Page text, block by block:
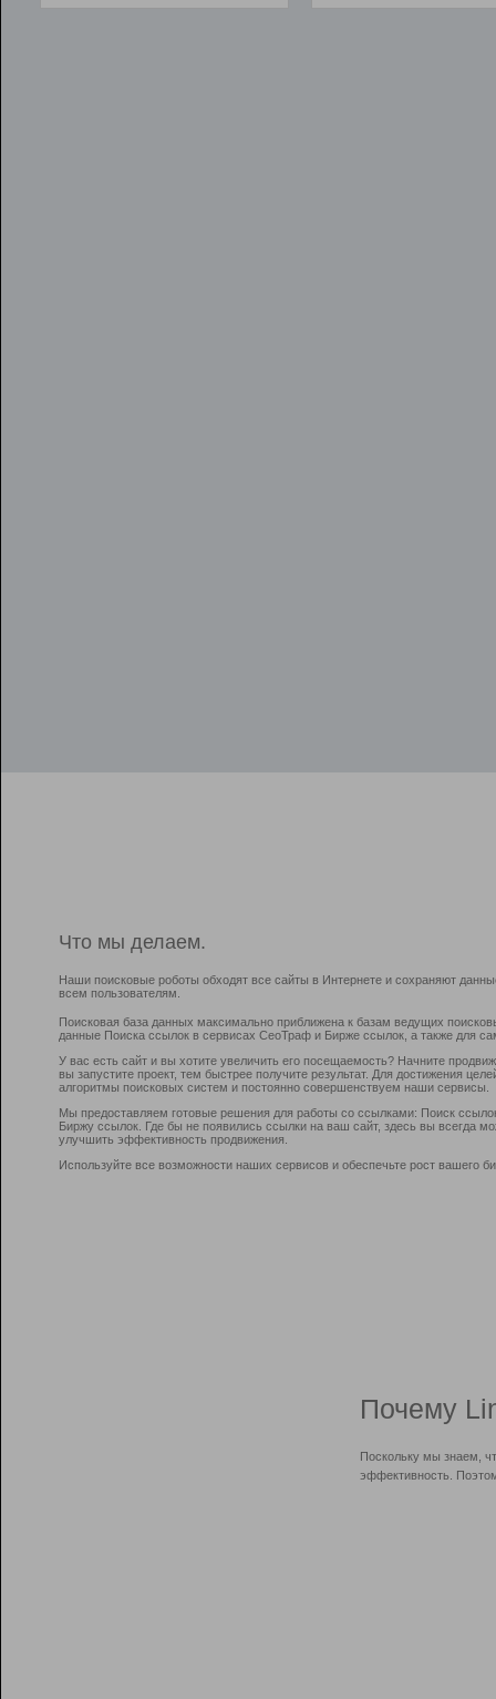
Что мы делаем.
Наши поисковые роботы обходят все сайты в Интернете и сохраняют
всем пользователям.
Поисковая база данных максимально приближена к базам ведущих
данные Поиска ссылок в сервисах СеоТраф и Бирже ссылок, а также для
У вас есть сайт и вы хотите увеличить его посещаемость? Начните
вы запустите проект, тем быстрее получите результат. Для достижения
алгоритмы поисковых систем и постоянно совершенствуем наши сервисы.
Мы предоставляем готовые решения для работы со ссылками: Поиск
Биржу ссылок. Где бы не появились ссылки на ваш сайт, здесь вы всегда
улучшить эффективность продвижения.
Используйте все возможности наших сервисов и обеспечьте рост вашего
Почему
Поскольку мы знаем,
эффективность.